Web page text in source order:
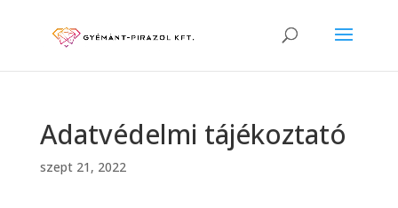
Adatvédelmi tájékoztató
szept 21, 2022